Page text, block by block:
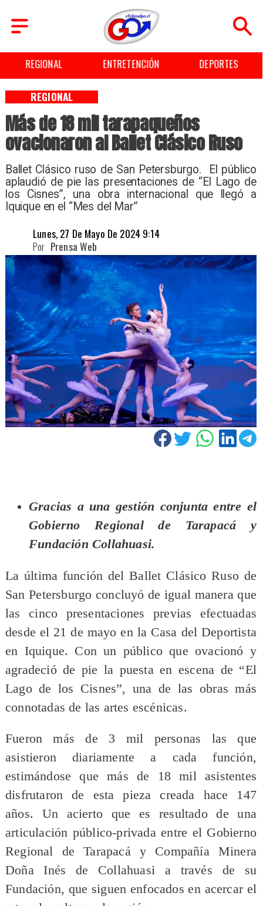
ENTRETENCIÓN DEPORTES CULTURA
Más de 18 mil tarapaqueños
ovacionaron al Ballet Clásico Ruso
Ballet Clásico ruso de San Petersburgo. ​ El público
aplaudió de pie las presentaciones de “El Lago de
los Cisnes”, una obra internacional que llegó a
Iquique en el “Mes del Mar” ​
REGIONAL
Lunes, 27 De Mayo De 2024 9:14
Prensa Web
Por
Gracias a una gestión conjunta entre el
Gobierno Regional de Tarapacá y
Fundación Collahuasi.
La última función del Ballet Clásico Ruso de
San Petersburgo concluyó de igual manera que
las cinco presentaciones previas efectuadas
desde el 21 de mayo en la Casa del Deportista
en Iquique. Con un público que ovacionó y
agradeció de pie la puesta en escena de “El
Lago de los Cisnes”, una de las obras más
connotadas de las artes escénicas.
Fueron más de 3 mil personas las que
asistieron diariamente a cada función,
estimándose que más de 18 mil asistentes
disfrutaron de esta pieza creada hace 147
años. Un acierto que es resultado de una
articulación público-privada entre el Gobierno
Regional de Tarapacá y Compañía Minera
Doña Inés de Collahuasi a través de su
Fundación, que siguen enfocados en acercar el